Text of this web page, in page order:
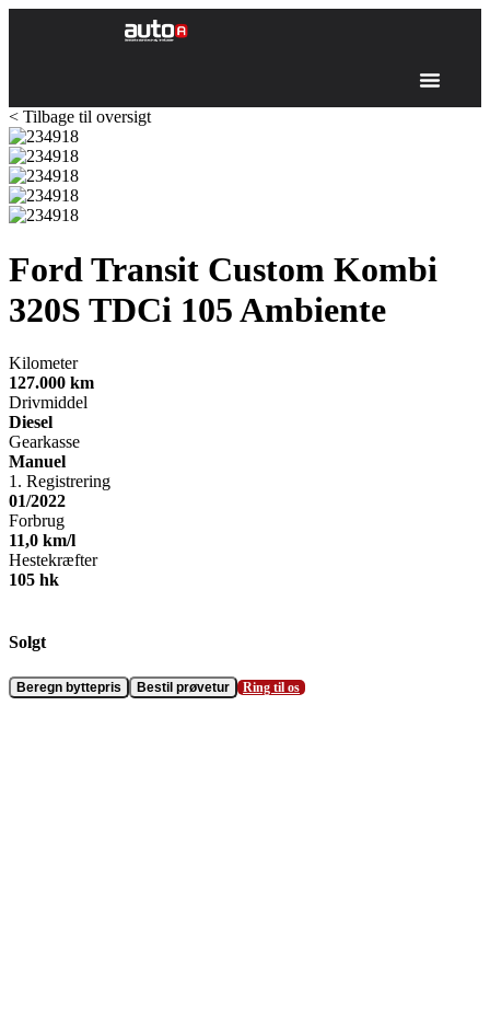
< Tilbage til oversigt
Ford Transit Custom Kombi
320S TDCi 105 Ambiente
Kilometer
127.000 km
Drivmiddel
Diesel
Gearkasse
Manuel
1. Registrering
01/2022
Forbrug
11,0 km/l
Hestekræfter
105 hk
Solgt
Beregn byttepris Bestil prøvetur Ring til os